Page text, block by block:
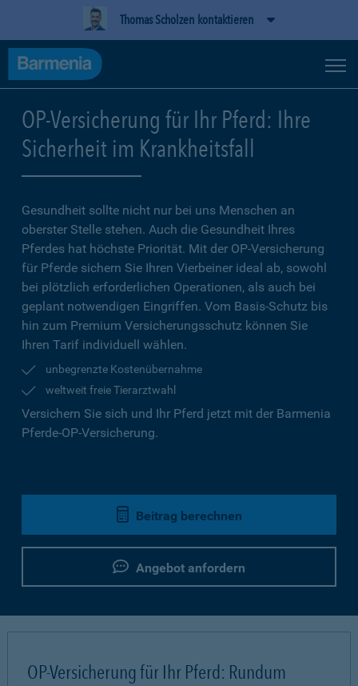
Thomas Scholzen kontaktieren
OP-Versicherung für Ihr Pferd: Ihre
Sicherheit im Krankheitsfall
Gesundheit sollte nicht nur bei uns Menschen an
oberster Stelle stehen. Auch die Gesundheit Ihres
Pferdes hat höchste Priorität. Mit der OP-Versicherung
für Pferde sichern Sie Ihren Vierbeiner ideal ab, sowohl
bei plötzlich erforderlichen Operationen, als auch bei
geplant notwendigen Eingriffen. Vom Basis-Schutz bis
hin zum Premium Versicherungsschutz können Sie
Ihren Tarif individuell wählen.
unbegrenzte Kostenübernahme
weltweit freie Tierarztwahl
Versichern Sie sich und Ihr Pferd jetzt mit der Barmenia
Pferde-OP-Versicherung.
Beitrag berechnen
Angebot anfordern
OP-Versicherung für Ihr Pferd: Rundum